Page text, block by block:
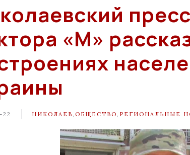
«М»
22 НИКОЛАЕВ ОБЩЕСТВО РЕГИОНАЛЬНЫЕ